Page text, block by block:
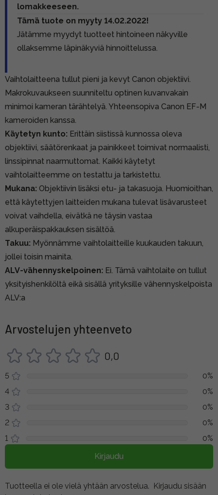
lomakkeeseen.
Tämä tuote on myyty 14.02.2022!
Jätämme myydyt tuotteet hintoineen näkyville
ollaksemme läpinäkyviä hinnoittelussa.
Vaihtolaitteena tullut pieni ja kevyt Canon objektiivi.
Makrokuvaukseen suunniteltu optinen kuvanvakain
minimoi kameran tärähtelyä. Yhteensopiva Canon EF-M
kameroiden kanssa.
Käytetyn kunto: Erittäin siistissä kunnossa oleva
objektiivi, säätörenkaat ja painikkeet toimivat normaalisti,
linssipinnat naarmuttomat. Kaikki käytetyt
vaihtolaitteemme on testattu ja tarkistettu.
Mukana: Objektiivin lisäksi etu- ja takasuoja. Huomioithan,
että käytettyjen laitteiden mukana tulevat lisävarusteet
voivat vaihdella, eivätkä ne täysin vastaa
alkuperäispakkauksen sisältöä.
Takuu: Myönnämme vaihtolaitteille kuukauden takuun,
jollei toisin mainita.
ALV-vähennyskelpoinen: Ei. Tämä vaihtolaite on tullut
yksityishenkilöltä eikä sisällä yrityksille vähennyskelpoista
ALV:a
Arvostelujen yhteenveto
0,0
5
0%
4
0%
3
0%
2
0%
1
0%
Kirjaudu
Tuotteella ei ole vielä yhtään arvostelua. Kirjaudu sisään